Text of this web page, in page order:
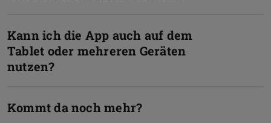
Kann ich die App auch auf dem
Tablet oder mehreren Geräten
nutzen?
Kommt da noch mehr?